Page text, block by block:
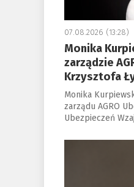
07.08.2026 (13:28)
Monika
zarządzie
Krzysztofa
Monika
zarządu AGRO
Ubezpieczeń
a